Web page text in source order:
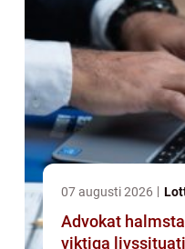
07 augusti 2026
Advokat
viktiga